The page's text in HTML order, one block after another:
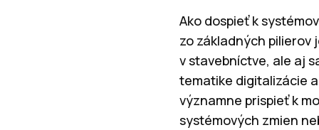
Ako dospieť k
zo základných pilierov
v stavebníctve, ale aj
tematike digitalizácie
významne prispieť k
systémových zmien